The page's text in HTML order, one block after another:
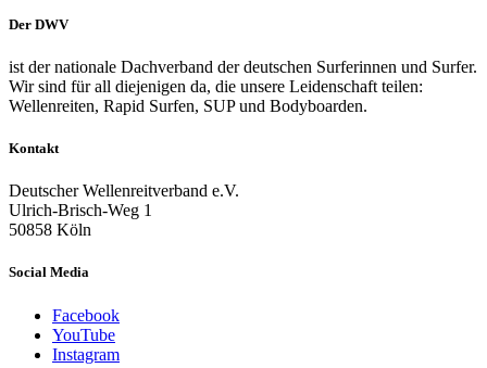
Der DWV
ist der nationale Dachverband der deutschen Surferinnen und Surfer.
Wir sind für all diejenigen da, die unsere Leidenschaft teilen:
Wellenreiten, Rapid Surfen, SUP und Bodyboarden.
Kontakt
Deutscher Wellenreitverband e.V.
Ulrich-Brisch-Weg 1
50858 Köln
Social Media
Facebook
YouTube
Instagram